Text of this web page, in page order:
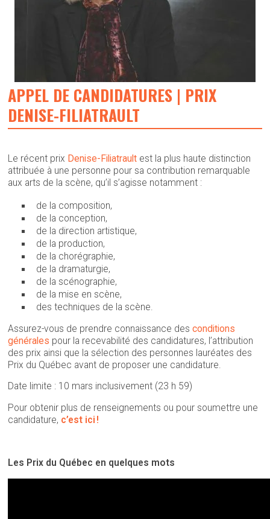
APPEL DE CANDIDATURES | PRIX
DENISE-FILIATRAULT
Le récent prix Denise-Filiatrault est la plus haute distinction
attribuée à une personne pour sa contribution remarquable
aux arts de la scène, qu’il s’agisse notamment :
de la composition,
de la conception,
de la direction artistique,
de la production,
de la chorégraphie,
de la dramaturgie,
de la scénographie,
de la mise en scène,
des techniques de la scène.
Assurez-vous de prendre connaissance des conditions
générales pour la recevabilité des candidatures, l’attribution
des prix ainsi que la sélection des personnes lauréates des
Prix du Québec avant de proposer une candidature.
Date limite : 10 mars inclusivement (23 h 59)
Pour obtenir plus de renseignements ou pour soumettre une
candidature, c’est ici !
Les Prix du Québec en quelques mots